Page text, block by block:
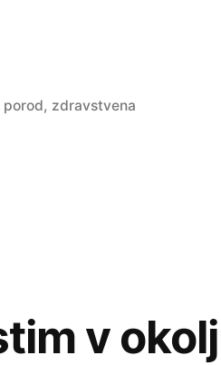
porod, zdravstvena
v